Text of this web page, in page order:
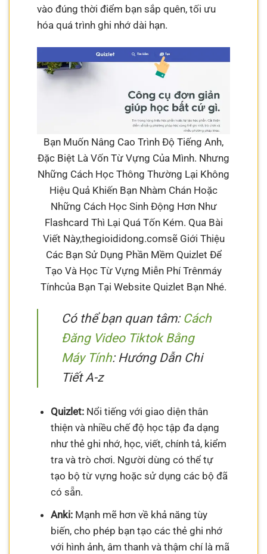
vào đúng thời điểm bạn sắp quên, tối ưu
hóa quá trình ghi nhớ dài hạn.
Bạn Muốn Nâng Cao Trình Độ Tiếng Anh,
Đặc Biệt Là Vốn Từ Vựng Của Mình. Nhưng
Những Cách Học Thông Thường Lại Không
Hiệu Quả Khiến Bạn Nhàm Chán Hoặc
Những Cách Học Sinh Động Hơn Như
Flashcard Thì Lại Quá Tốn Kém. Qua Bài
Viết Này,thegioididong.comsẽ Giới Thiệu
Các Bạn Sử Dụng Phần Mềm Quizlet Để
Tạo Và Học Từ Vựng Miễn Phí Trênmáy
Tínhcủa Bạn Tại Website Quizlet Bạn Nhé.
Có thể bạn quan tâm: Cách
Đăng Video Tiktok Bằng
Máy Tính: Hướng Dẫn Chi
Tiết A-z
Quizlet:Nổi tiếng với giao diện thân
thiện và nhiều chế độ học tập đa dạng
như thẻ ghi nhớ, học, viết, chính tả, kiểm
tra và trò chơi. Người dùng có thể tự
tạo bộ từ vựng hoặc sử dụng các bộ đã
có sẵn.
Anki:Mạnh mẽ hơn về khả năng tùy
biến, cho phép bạn tạo các thẻ ghi nhớ
với hình ảnh, âm thanh và thậm chí là mã